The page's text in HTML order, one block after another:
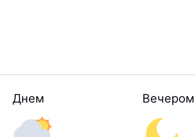
Днем Вечером